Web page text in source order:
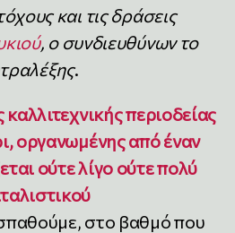
και τις δράσεις
, ο συνδιευθύνων το
.
περιοδείας
οργανωμένης από έναν
ούτε λίγο ούτε πολύ
στο βαθμό που